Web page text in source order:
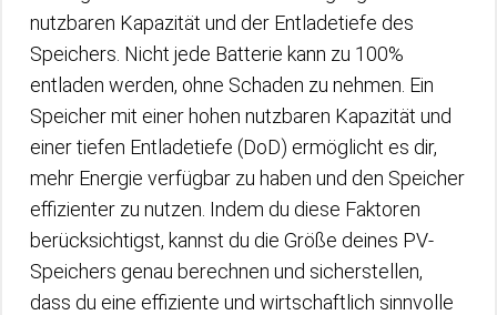
nutzbaren Kapazität und der Entladetiefe des
Speichers. Nicht jede Batterie kann zu 100%
entladen werden, ohne Schaden zu nehmen. Ein
Speicher mit einer hohen nutzbaren Kapazität und
einer tiefen Entladetiefe (DoD) ermöglicht es dir,
mehr Energie verfügbar zu haben und den Speicher
effizienter zu nutzen. Indem du diese Faktoren
berücksichtigst, kannst du die Größe deines PV-
Speichers genau berechnen und sicherstellen,
dass du eine effiziente und wirtschaftlich sinnvolle